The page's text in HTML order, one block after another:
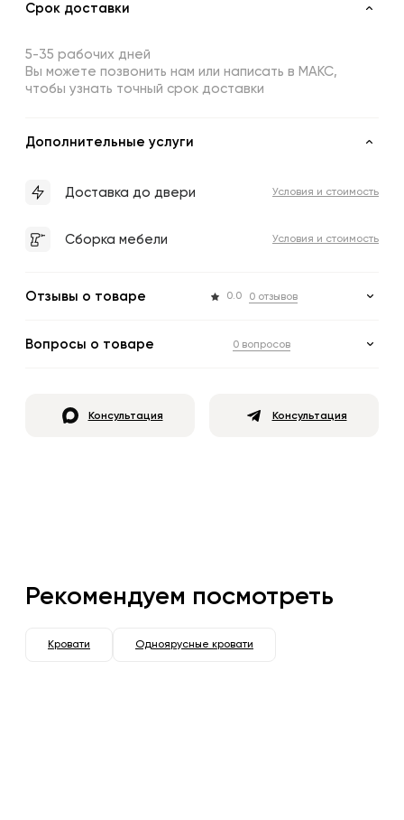
Срок доставки
5-35 рабочих дней
Вы можете позвонить нам или написать в МАКС,
чтобы узнать точный срок доставки
Дополнительные услуги
Доставка до двери Условия и стоимость
Сборка мебели Условия и стоимость
Отзывы о товаре 0.0 0 отзывов
Вопросы о товаре 0 вопросов
Консультация Консультация
Рекомендуем посмотреть
Кровати Одноярусные кровати